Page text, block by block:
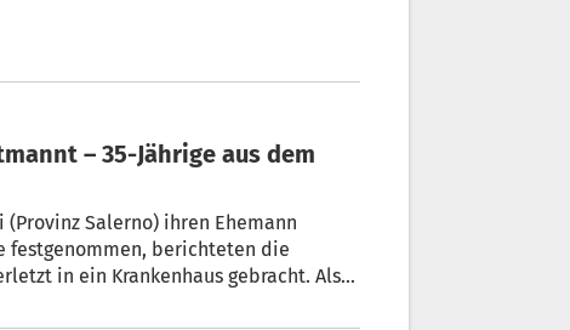
Salerno) ihren Ehemann
festgenommen, berichteten die
in ein Krankenhaus gebracht. Als